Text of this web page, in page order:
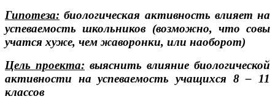
Гипотеза: биологическая активность влияет на
успеваемость школьников (возможно, что совы
учатся хуже, чем жаворонки, или наоборот)
Цель проекта: выяснить влияние биологической
активности на успеваемость учащихся 8 – 11
классов